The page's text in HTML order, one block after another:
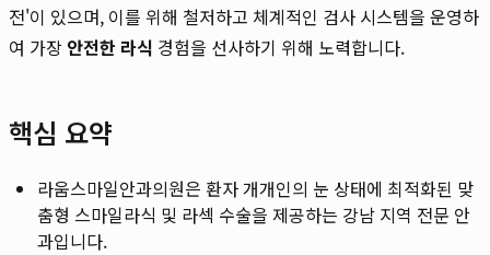
전'이 있으며, 이를 위해 철저하고 체계적인 검사 시스템을 운영하
여 가장 안전한 라식 경험을 선사하기 위해 노력합니다.
핵심 요약
라움스마일안과의원은 환자 개개인의 눈 상태에 최적화된 맞
춤형 스마일라식 및 라섹 수술을 제공하는 강남 지역 전문 안
과입니다.